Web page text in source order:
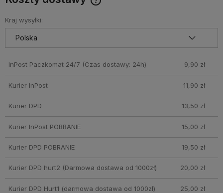
Kraj wysyłki:
InPost Paczkomat 24/7 (Czas dostawy: 24h) 9,90 zł
Kurier InPost 11,90 zł
Kurier DPD 13,50 zł
Kurier InPost POBRANIE 15,00 zł
Kurier DPD POBRANIE 19,50 zł
Kurier DPD hurt2 (Darmowa dostawa od 1000zł) 20,00 zł
Kurier DPD Hurt1 (darmowa dostawa od 1000zł) 25,00 zł